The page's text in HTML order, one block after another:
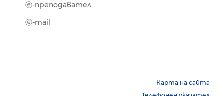
ⓔ-преподавател
ⓔ-mail
Карта на сайта